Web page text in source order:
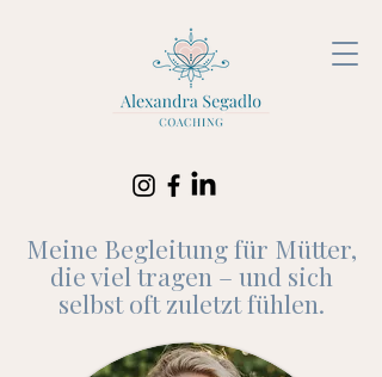
Meine Begleitung für Mütter,
die viel tragen – und sich
selbst oft zuletzt fühlen.